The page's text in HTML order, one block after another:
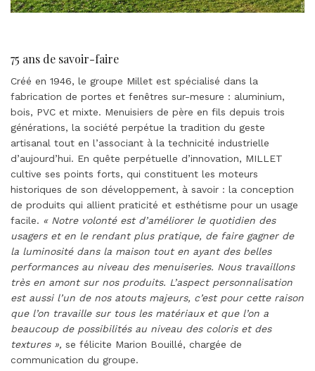
75 ans de savoir-faire
Créé en 1946, le groupe Millet est spécialisé dans la
fabrication de portes et fenêtres sur-mesure : aluminium,
bois, PVC et mixte. Menuisiers de père en fils depuis trois
générations, la société perpétue la tradition du geste
artisanal tout en l’associant à la technicité industrielle
d’aujourd’hui. En quête perpétuelle d’innovation, MILLET
cultive ses points forts, qui constituent les moteurs
historiques de son développement, à savoir : la conception
de produits qui allient praticité et esthétisme pour un usage
facile. « Notre volonté est d’améliorer le quotidien des
usagers et en le rendant plus pratique, de faire gagner de
la luminosité dans la maison tout en ayant des belles
performances au niveau des menuiseries. Nous travaillons
très en amont sur nos produits. L’aspect personnalisation
est aussi l’un de nos atouts majeurs, c’est pour cette raison
que l’on travaille sur tous les matériaux et que l’on a
beaucoup de possibilités au niveau des coloris et des
textures », se félicite Marion Bouillé, chargée de
communication du groupe.